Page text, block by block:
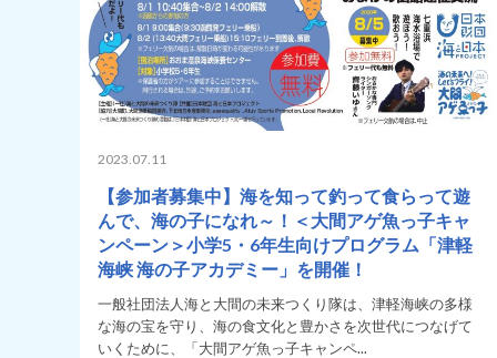
2023.07.11
【参加者募集中】海を知って釣って食らって遊
んで、海の子になれ～！＜大間アゲ魚っ子キャ
ンペーン＞小学5・6年生向けプログラム「津軽
海峡 海の子アカデミー」を開催！
一般社団法人海と大間の未来つくり隊は、津軽海峡の多様
な海の宝を守り、海の食文化と豊かさを次世代につなげて
いくために、「大間アゲ魚っ子キャンペ...